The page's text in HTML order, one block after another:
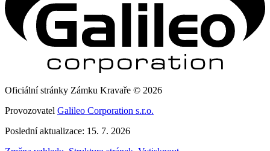
Oficiální stránky Zámku Kravaře © 2026
Provozovatel Galileo Corporation s.r.o.
Poslední aktualizace: 15. 7. 2026